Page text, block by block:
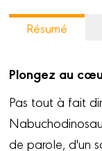
Résumé
Plongez au
Pas tout à fait
de parole, d'un